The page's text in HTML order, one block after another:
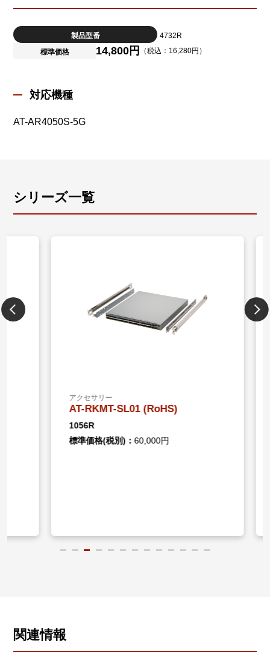
製品型番
4732R
標準価格
14,800円 （税込：16,280円）
対応機種
AT-AR4050S-5G
シリーズ一覧
アクセサリー
AT-RKMT-SL01 (RoHS)
標準価格(税別)：60,000円
関連情報